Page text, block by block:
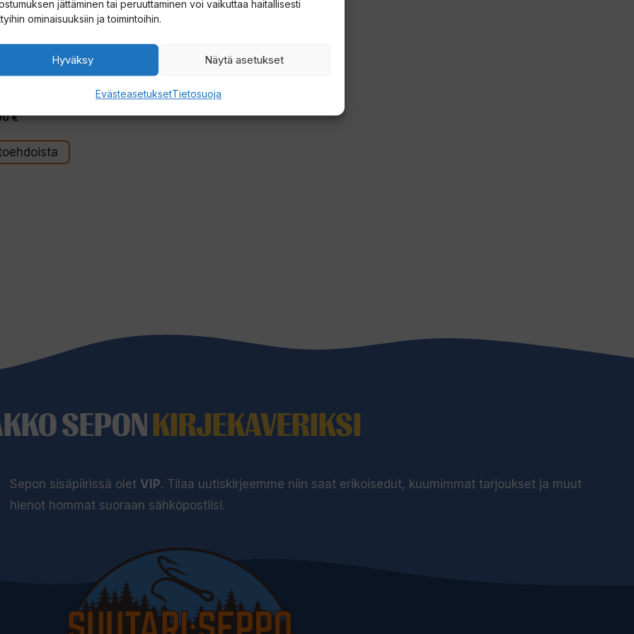
jättäminen tai peruuttaminen voi vaikuttaa haitallisesti
ominaisuuksiin ja toimintoihin.
Hyväksy Näytä asetukset
EvästeasetuksetTietosuoja
Battle
takki
€
SEPONKIRJEKAVERIKSI
Sepon sisäpiirissä oletVIP. Tilaa uutiskirjeemme niin saat erikoisedut, kuumimmat tarjoukset ja muut
hienot hommat suoraan sähköpostiisi.